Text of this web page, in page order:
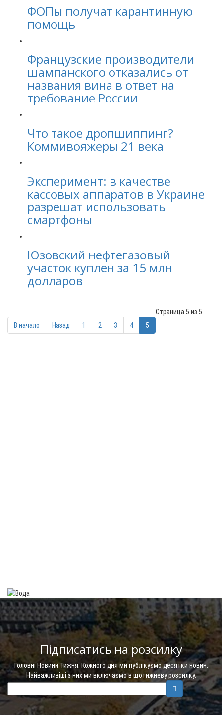
ФОПы получат карантинную
помощь
Французские производители
шампанского отказались от
названия вина в ответ на
требование России
Что такое дропшиппинг?
Коммивояжеры 21 века
Эксперимент: в качестве
кассовых аппаратов в Украине
разрешат использовать
смартфоны
Юзовский нефтегазовый
участок куплен за 15 млн
долларов
Страница 5 из 5
В начало
Назад 1 2 3 4 5
Підписатись на розсилку
Головні Новини Тижня. Кожного дня ми публікуємо десятки новин.
Найважливіші з них ми включаємо в щотижневу розсилку.